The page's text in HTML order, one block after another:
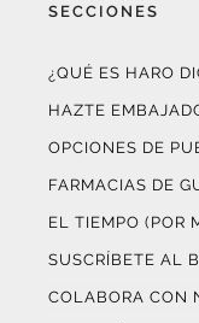
SECCIONES
¿QUÉ ES HARO
HAZTE
OPCIONES DE
FARMACIAS DE
EL TIEMPO (POR
SUSCRÍBETE AL
COLABORA CON